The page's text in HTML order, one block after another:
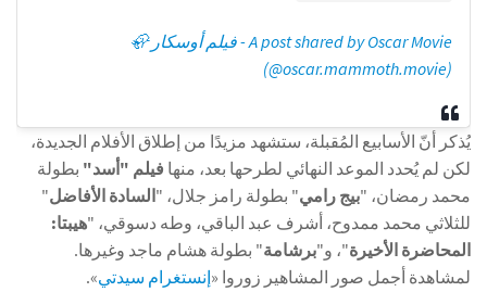
A post shared by Oscar Movie - فيلم أوسكار 🦣
(@oscar.mammoth.movie)
يُذكر أنّ الأسابيع المُقبلة، ستشهد مزيدًا من إطلاق الأفلام الجديدة،
لكن لم يُحدد الموعد النهائي لطرحها بعد، منها فيلم "أسد" بطولة
محمد رمضان، "بيج رامي" بطولة رامز جلال، "السادة الأفاضل"
للثلاثي محمد ممدوح، أشرف عبد الباقي، وطه دسوقي، "هيبتا:
المحاضرة الأخيرة"، و"برشامة" بطولة هشام ماجد وغيرها.
لمشاهدة أجمل صور المشاهير زوروا «إنستغرام سيدتي».